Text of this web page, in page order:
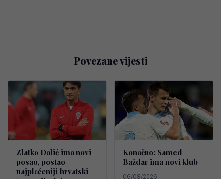
Povezane vijesti
Zlatko Dalić ima novi
posao, postao
najplaćeniji hrvatski
Konačno: Samed
Baždar ima novi klub
06/08/2026